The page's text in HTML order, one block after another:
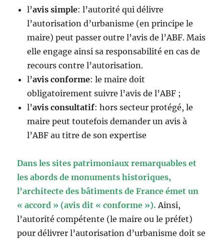
l’avis simple: l’autorité qui délivre
l’autorisation d’urbanisme (en principe le
maire) peut passer outre l’avis de l’ABF. Mais
elle engage ainsi sa responsabilité en cas de
recours contre l’autorisation.
l’avis conforme: le maire doit
obligatoirement suivre l’avis de l’ABF ;
l’avis consultatif: hors secteur protégé, le
maire peut toutefois demander un avis à
l’ABF au titre de son expertise
Dans les sites patrimoniaux remarquables et
les abords de monuments historiques,
l’architecte des bâtiments de France émet un
« accord » (avis dit « conforme »). Ainsi,
l’autorité compétente (le maire ou le préfet)
pour délivrer l’autorisation d’urbanisme doit se